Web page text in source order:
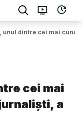
unul dintre cei mai
cei mai
a